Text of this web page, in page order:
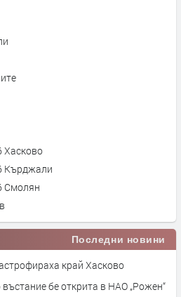
Хасково
Кърджали
Смолян
Последни новини
край Хасково
бе открита в НАО „Рожен“